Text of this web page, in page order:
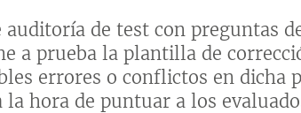
auditoría de test con preguntas
a prueba la plantilla de
errores o conflictos en dicha
la hora de puntuar a los